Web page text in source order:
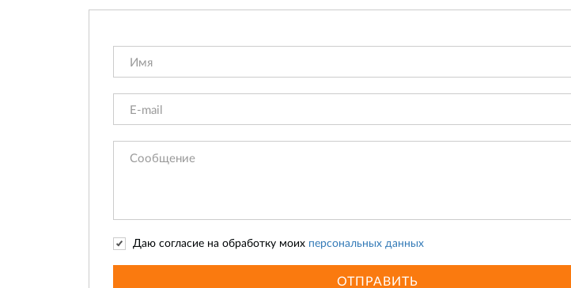
Даю согласие на обработку моих персональных данных
ОТПРАВИТЬ